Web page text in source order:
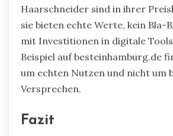
Haarschneider sind in ihrer
sie bieten echte Werte, kein Bla-
mit Investitionen in digitale
Beispiel auf besteinhamburg.de
um echten Nutzen und nicht um
Versprechen.
Fazit